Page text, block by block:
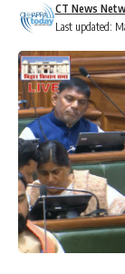
Last updated:
CT News